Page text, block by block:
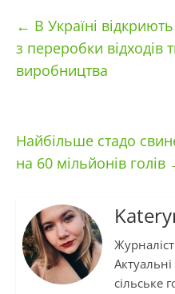
← В Україні
з переробки відходів
виробництва
Найбільше стадо
на 60 мільйонів голів
сільське